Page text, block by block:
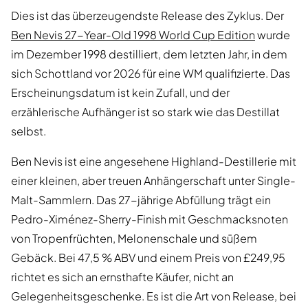
Dies ist das überzeugendste Release des Zyklus. Der
Ben Nevis 27-Year-Old 1998 World Cup Editionwurde
im Dezember 1998 destilliert, dem letzten Jahr, in dem
sich Schottland vor 2026 für eine WM qualifizierte. Das
Erscheinungsdatum ist kein Zufall, und der
erzählerische Aufhänger ist so stark wie das Destillat
selbst.
Ben Nevis ist eine angesehene Highland-Destillerie mit
einer kleinen, aber treuen Anhängerschaft unter Single-
Malt-Sammlern. Das 27-jährige Abfüllung trägt ein
Pedro-Ximénez-Sherry-Finish mit Geschmacksnoten
von Tropenfrüchten, Melonenschale und süßem
Gebäck. Bei 47,5 % ABV und einem Preis von £249,95
richtet es sich an ernsthafte Käufer, nicht an
Gelegenheitsgeschenke. Es ist die Art von Release, bei